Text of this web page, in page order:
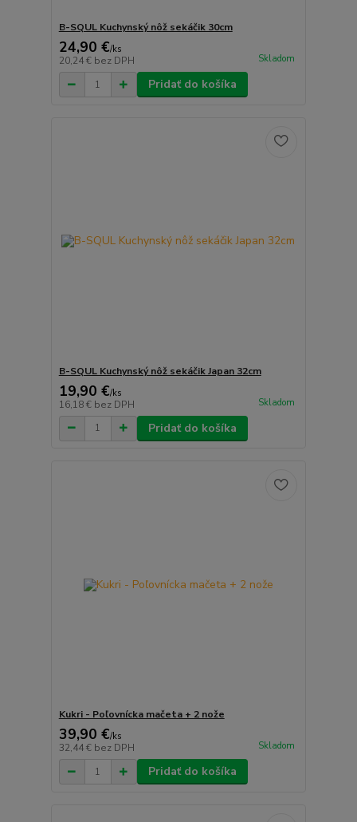
B-SQUL Kuchynský nôž sekáčik 30cm
24,90 €/ks
20,24 € bez DPH Skladom
Pridať do košíka
B-SQUL Kuchynský nôž sekáčik Japan 32cm
19,90 €/ks
16,18 € bez DPH Skladom
Pridať do košíka
Kukri - Poľovnícka mačeta + 2 nože
39,90 €/ks
32,44 € bez DPH Skladom
Pridať do košíka